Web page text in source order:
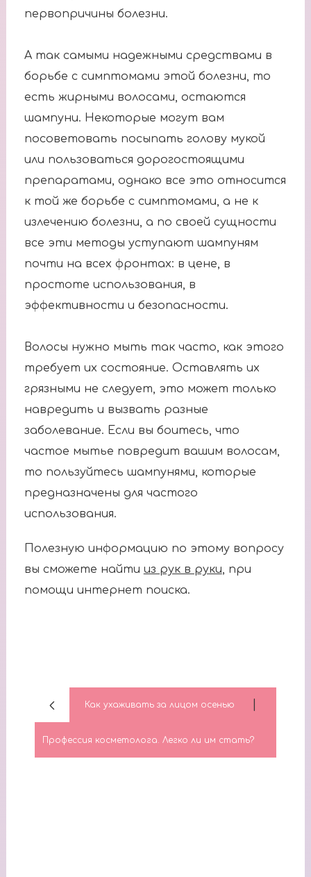
первопричины болезни.
А так самыми надежными средствами в
борьбе с симптомами этой болезни, то
есть жирными волосами, остаются
шампуни. Некоторые могут вам
посоветовать посыпать голову мукой
или пользоваться дорогостоящими
препаратами, однако все это относится
к той же борьбе с симптомами, а не к
излечению болезни, а по своей сущности
все эти методы уступают шампуням
почти на всех фронтах: в цене, в
простоте использования, в
эффективности и безопасности.
Волосы нужно мыть так часто, как этого
требует их состояние. Оставлять их
грязными не следует, это может только
навредить и вызвать разные
заболевание. Если вы боитесь, что
частое мытье повредит вашим волосам,
то пользуйтесь шампунями, которые
предназначены для частого
использования.
Полезную информацию по этому вопросу
вы сможете найти из рук в руки, при
помощи интернет поиска.
Как ухаживать за лицом осенью
Профессия косметолога. Легко ли им стать?